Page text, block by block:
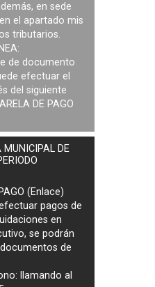
en sede
el apartado mis
tributarios.
de documento
efectuar el
del siguiente
DE PAGO
MUNICIPAL DE
(Enlace)
pagos de
en
, se podrán
de
llamando al